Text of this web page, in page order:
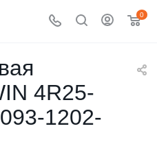
0
4R25-
1202-